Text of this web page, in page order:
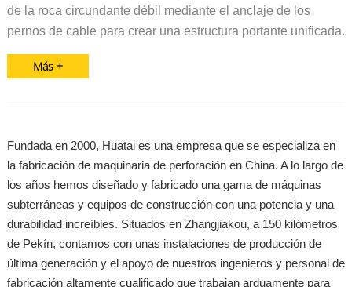
de la roca circundante débil mediante el anclaje de los
pernos de cable para crear una estructura portante unificada.
Más +
Fundada en 2000, Huatai es una empresa que se especializa en
la fabricación de maquinaria de perforación en China. A lo largo de
los años hemos diseñado y fabricado una gama de máquinas
subterráneas y equipos de construcción con una potencia y una
durabilidad increíbles. Situados en Zhangjiakou, a 150 kilómetros
de Pekín, contamos con unas instalaciones de producción de
última generación y el apoyo de nuestros ingenieros y personal de
fabricación altamente cualificado que trabajan arduamente para